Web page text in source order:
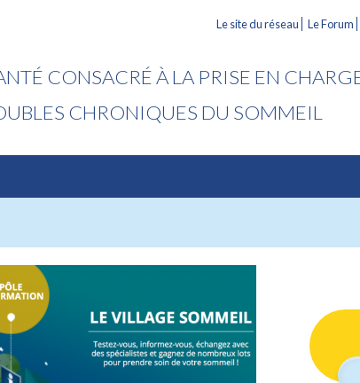
Le site du réseau Le Forum
CONSACRÉ À LA PRISE EN
CHRONIQUES DU SOMMEIL